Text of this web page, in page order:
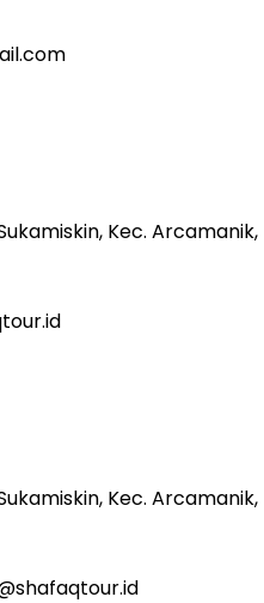
Kec. Arcamanik,
Kec. Arcamanik,